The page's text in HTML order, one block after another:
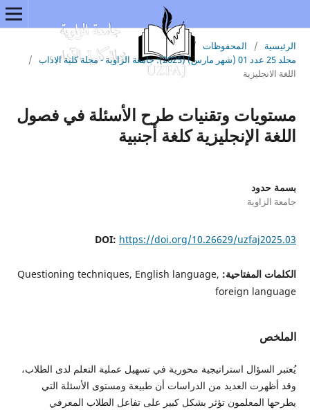
الرئيسية / المحفوظات /
مجلد 25 عدد 01 (شهر مارس) (2025): جامعة الزاوية - مجلة كلية الاداب
/
اللغة الانجليزية
مستويات وتقنيات طرح الأسئلة في فصول
اللغة الإنجليزية كلغة أجنبية
بسمة حدود
جامعة الزاوية
DOI: https://doi.org/10.26629/uzfaj2025.03
الكلمات المفتاحية: Questioning techniques, English language,
foreign language
الملخص
يُعتبر السؤال استراتيجية محورية في تسهيل عملية التعلم لدى الطلاب،
وقد أظهرت العديد من الدراسات أن طبيعة ومستوى الأسئلة التي
يطرحها المعلمون تؤثر بشكل كبير على تفاعل الطلاب المعرفي